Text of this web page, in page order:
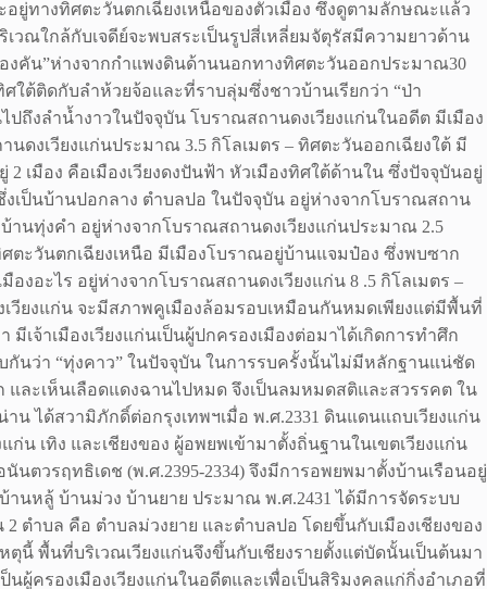
ยู่ทางทิศตะวันตกเฉียงเหนือของตัวเมือง ซึ่งดูตามลักษณะแล้ว
วณใกล้กับเจดีย์จะพบสระเป็นรูปสี่เหลี่ยมจัตุรัสมีความยาวด้าน
งคัน”ห่างจากกำแพงดินด้านนอกทางทิศตะวันออกประมาณ30
ใต้ติดกับลำห้วยจ้อและที่ราบลุ่มซึ่งชาวบ้านเรียกว่า “ป่า
ถึงลำน้ำงาวในปัจจุบัน โบราณสถานดงเวียงแก่นในอดีต มีเมือง
ดงเวียงแก่นประมาณ 3.5 กิโลเมตร – ทิศตะวันออกเฉียงใต้ มี
เมือง คือเมืองเวียงดงปันฟ้า หัวเมืองทิศใต้ด้านใน ซึ่งปัจจุบันอยู่
เป็นบ้านปอกลาง ตำบลปอ ในปัจจุบัน อยู่ห่างจากโบราณสถาน
านทุ่งคำ อยู่ห่างจากโบราณสถานดงเวียงแก่นประมาณ 2.5
ตะวันตกเฉียงเหนือ มีเมืองโบราณอยู่บ้านแจมป๋อง ซึ่งพบซาก
งอะไร อยู่ห่างจากโบราณสถานดงเวียงแก่น 8 .5 กิโลเมตร –
วียงแก่น จะมีสภาพคูเมืองล้อมรอบเหมือนกันหมดเพียงแต่มีพื้นที่
จ้าเมืองเวียงแก่นเป็นผู้ปกครองเมืองต่อมาได้เกิดการทำศึก
นว่า “ทุ่งคาว” ในปัจจุบัน ในการรบครั้งนั้นไม่มีหลักฐานแน่ชัด
และเห็นเลือดแดงฉานไปหมด จึงเป็นลมหมดสติและสวรรคต ใน
น ได้สวามิภักดิ์ต่อกรุงเทพฯเมื่อ พ.ศ.2331 ดินแดนแถบเวียงแก่น
เทิง และเชียงของ ผู้อพยพเข้ามาตั้งถิ่นฐานในเขตเวียงแก่น
ตวรฤทธิเดช (พ.ศ.2395-2334) จึงมีการอพยพมาตั้งบ้านเรือนอยู่
นหลู้ บ้านม่วง บ้านยาย ประมาณ พ.ศ.2431 ได้มีการจัดระบบ
ตำบล คือ ตำบลม่วงยาย และตำบลปอ โดยขึ้นกับเมืองเชียงของ
หตุนี้ พื้นที่บริเวณเวียงแก่นจึงขึ้นกับเชียงรายตั้งแต่บัดนั้นเป็นต้นมา
นผู้ครองเมืองเวียงแก่นในอดีตและเพื่อเป็นสิริมงคลแก่กิ่งอำเภอที่